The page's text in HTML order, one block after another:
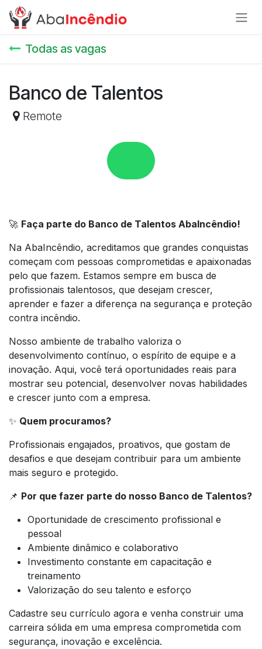
Pular para o conteúdo
Todas as vagas
Banco de Talentos
Remote
🚀 Faça parte do Banco de Talentos AbaIncêndio!
Na AbaIncêndio, acreditamos que grandes conquistas
começam com pessoas comprometidas e apaixonadas
pelo que fazem. Estamos sempre em busca de
profissionais talentosos, que desejam crescer,
aprender e fazer a diferença na segurança e proteção
contra incêndio.
Nosso ambiente de trabalho valoriza o
desenvolvimento contínuo, o espírito de equipe e a
inovação. Aqui, você terá oportunidades reais para
mostrar seu potencial, desenvolver novas habilidades
e crescer junto com a empresa.
✨ Quem procuramos?
Profissionais engajados, proativos, que gostam de
desafios e que desejam contribuir para um ambiente
mais seguro e protegido.
📌 Por que fazer parte do nosso Banco de Talentos?
Oportunidade de crescimento profissional e
pessoal
Ambiente dinâmico e colaborativo
Investimento constante em capacitação e
treinamento
Valorização do seu talento e esforço
Cadastre seu currículo agora e venha construir uma
carreira sólida em uma empresa comprometida com
segurança, inovação e excelência.